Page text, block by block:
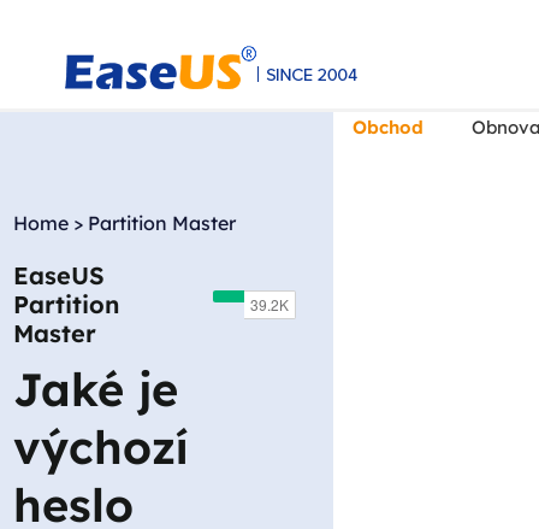
EaseUS
Obchod
Home > Partition Master
EaseUS
Partition
Master
Jaké je
výchozí
heslo